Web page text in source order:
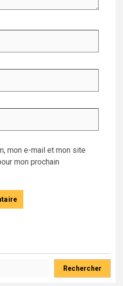
mon e-mail et mon site
mon prochain
Rechercher